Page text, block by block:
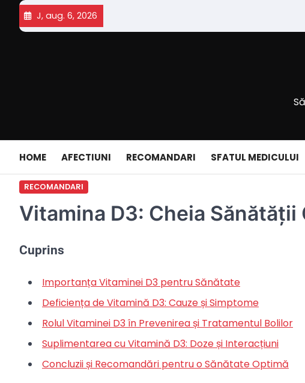
content
J, aug. 6, 2026
HOME AFECTIUNI RECOMANDARI SFATUL MEDICULUI
RECOMANDARI
Vitamina D3: Cheia Sănătății
Cuprins
Importanța Vitaminei D3 pentru Sănătate
Deficiența de Vitamină D3: Cauze și Simptome
Rolul Vitaminei D3 în Prevenirea și Tratamentul Bolilor
Suplimentarea cu Vitamină D3: Doze și Interacțiuni
Concluzii și Recomandări pentru o Sănătate Optimă